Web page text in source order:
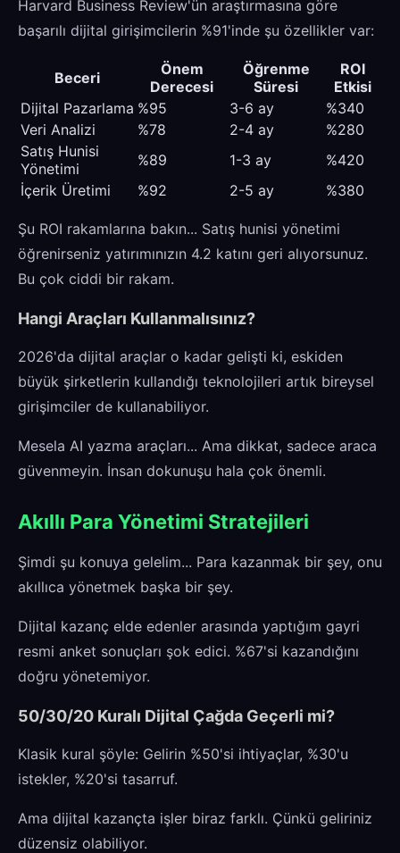
Harvard Business Review'ün araştırmasına göre
başarılı dijital girişimcilerin %91'inde şu özellikler var:
Beceri
Önem
Derecesi
Öğrenme
Süresi
ROI
Etkisi
Dijital Pazarlama %95 3-6 ay
%340
Veri Analizi
%78 2-4 ay
%280
Satış Hunisi
Yönetimi
%89 1-3 ay
%420
İçerik Üretimi
%92 2-5 ay %380
Şu ROI rakamlarına bakın... Satış hunisi yönetimi
öğrenirseniz yatırımınızın 4.2 katını geri alıyorsunuz.
Bu çok ciddi bir rakam.
Hangi Araçları Kullanmalısınız?
2026'da dijital araçlar o kadar gelişti ki, eskiden
büyük şirketlerin kullandığı teknolojileri artık bireysel
girişimciler de kullanabiliyor.
Mesela AI yazma araçları... Ama dikkat, sadece araca
güvenmeyin. İnsan dokunuşu hala çok önemli.
Akıllı Para Yönetimi Stratejileri
Şimdi şu konuya gelelim... Para kazanmak bir şey, onu
akıllıca yönetmek başka bir şey.
Dijital kazanç elde edenler arasında yaptığım gayri
resmi anket sonuçları şok edici. %67'si kazandığını
doğru yönetemiyor.
50/30/20 Kuralı Dijital Çağda Geçerli mi?
Klasik kural şöyle: Gelirin %50'si ihtiyaçlar, %30'u
istekler, %20'si tasarruf.
Ama dijital kazançta işler biraz farklı. Çünkü geliriniz
düzensiz olabiliyor.